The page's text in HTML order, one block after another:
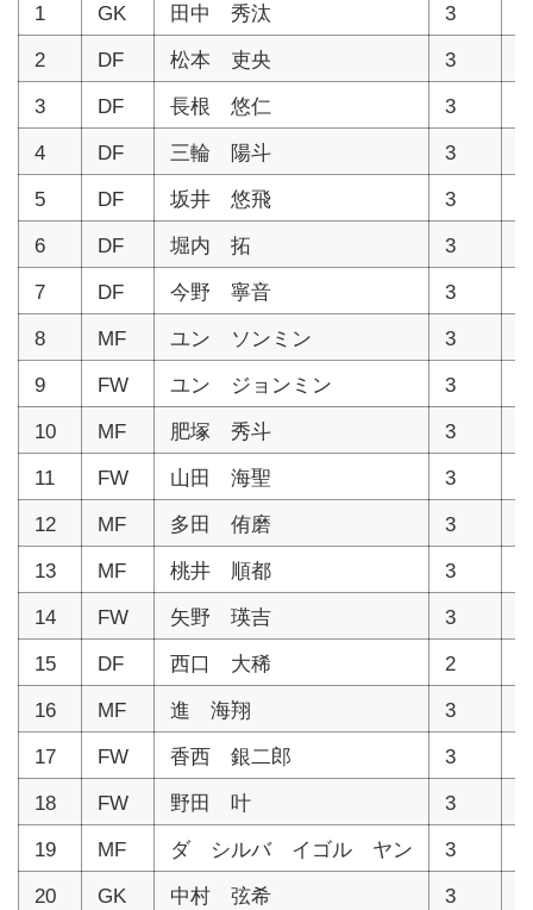
1
GK 田中 秀汰 3
2
DF 松本 吏央 3
3
DF 長根 悠仁 3
4
DF 三輪 陽斗 3
5
DF 坂井 悠飛 3
6
DF 堀内 拓 3
7
DF 今野 寧音 3
8
MF ユン ソンミン 3
9
FW ユン ジョンミン 3
10
MF 肥塚 秀斗 3
11
FW 山田 海聖 3
12
MF 多田 侑磨 3
13
MF 桃井 順都 3
14
FW 矢野 瑛吉 3
15
DF 西口 大稀 2
16
MF 進 海翔 3
17
FW 香西 銀二郎 3
18
FW 野田 叶 3
19
MF ダ シルバ イゴル ヤン 3
20
GK 中村 弦希 3